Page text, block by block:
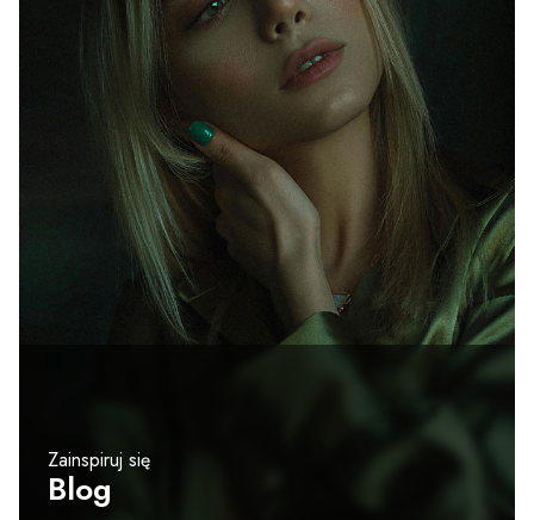
Zainspiruj się
Blog